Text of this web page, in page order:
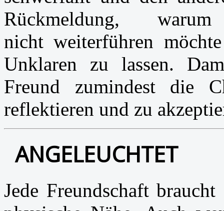
Rückmeldung,
nicht weiterführen
Unklaren zu lassen.
Freund zumindest die
reflektieren und zu
ANGELEUCHTET
Jede Freundschaft